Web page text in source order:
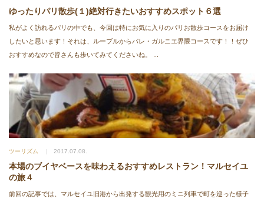
ゆったりパリ散歩(１)絶対行きたいおすすめスポット６選
私がよく訪れるパリの中でも、今回は特にお気に入りのパリお散歩コースをお届け
したいと思います！それは、ルーブルからパレ・ガルニエ界隈コースです！！ぜひ
おすすめなので皆さんも歩いてみてくださいね。 ...
ツーリズム 2017.07.08.
本場のブイヤベースを味わえるおすすめレストラン！マルセイユ
の旅４
前回の記事では、マルセイユ旧港から出発する観光用のミニ列車で町を巡った様子